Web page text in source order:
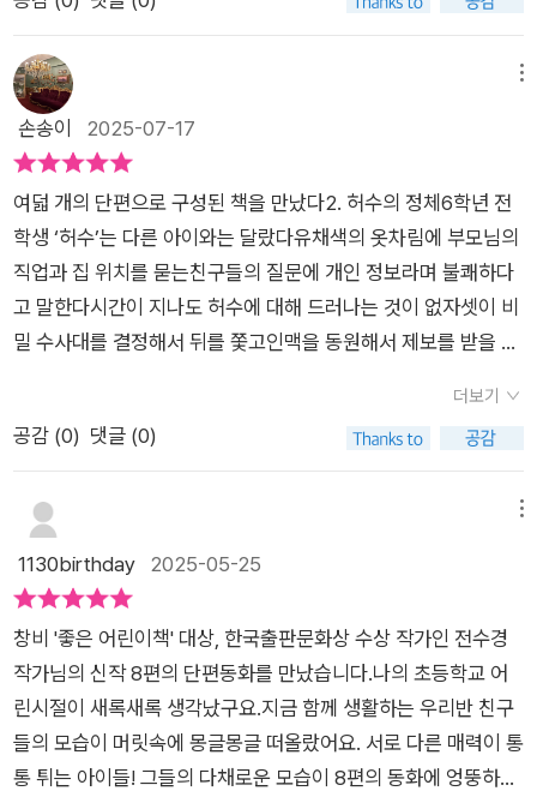
자기 체험학습을 안가겠다고 고집을 부렸다. 이런 일이 한두번이
아니었는지 아빠와 동생은 조용히 집을 나섰고 엄마도 말없이 컴
퓨터를 켜고 자기 작업을 시작했다. 이때 엄마의 속이 어떨지....
안쓰럽다. 하지만 엄마는 일을 접고 주호를 데리고 둘만의 체험학
습을 떠났다. 거기서도 주호의 돌발행동을 볼 수 있는데, 엄마는
끝까지 화내지 않고 조용조용 설득한다. 나름 좋은 하루였다. 엄
마가 많이 힘들겠다. 이러면서 주호는 조금씩 나아지겠지? 다음
체험학습은 주호가 꼭 참여하길 바란다.「월간낚시」 나는 이 작품
이 특히 맘에 들었다. 범준이는 한달에 한번 아빠를 만나러 정선
는다. 아빠를 만나면 낚시를 하러 간다. 낚시꾼들은 서로를 ‘조사
님’이라고 부른다는 걸 처음 알았다.^^ 우리집 남편은 내가 노는
취미가 하나도 없는 걸 걱정한다. 퇴직하면 어떻게 지낼거냐며....
그러는 남편은 나보다도 더 일만 하며 살아온 사람이다. 그런 남
편에게 어느날 딸이 배낚시를 가자고 제안하자 두말도 않고 따라
나섰다. 원래 낚시를 좋아했다나? 둘이 신나게 놀고 온 다음날부
터 쿠팡에서 아주 부피가 큰 택배가 오기 시작했는데 뭔진 모르지
만 낚시 관련이래. 어이구 두야.... 나는 진짜 딸도 남편도 이해가
안 갔는데 이 동화를 보니 조금 이해가 갈까말까 하네.... 낚시도
꽤 매력이 있긴 한거 같아.... (그래도 난 안할거지만) 여기에 아주
멋진 말이 있었다.“낚시는 보내는 거야. 잡는 게 전부가 아니라
고.”보내주기 위해선 낚시바늘을 제대로 빼주고 보내야 한다. 잘
부터 도서를 무상으로 제공받아 쓴 주관적인 글입니다.#20250
7 #2025독서기록 #25독서기록 #독서기록 #북리뷰 #책리뷰 #
초등동화 #동화 #허수의정체 #전수경 #창비 #창비선생님북클
럽 #서평단
‘나’를 부르는 친구들의 대사에서 서술자가 누구인지 알 수 있는
데, 표제작 <허수의 정체>는 1인칭 관찰자 시점이고 ‘나’를 부르
는 다른 등장인물의 대사가 없기 때문에 서술자가 누구인지 알 수
없었다. 일단 표지에 나온 아이들 이름을 전부 찾아보았는데 가장
어려웠던 것은 준표와 도훈이를 구분하는 것이었다. 덕분에 허수
의 정체는 정말 한 이틀 사이에 다섯번은 읽은 것 같다 ㅋㅋㅋㅋ
ㅋ ​<허수의 정체>의 ‘나’는 규호라고 추리했다. 왜냐하면 ‘나’는
비밀 수사대를 함께 만든 상규, 준표와 친하게 지내고 셋이서 피
시방을 다니며 게임을 잘 한다는 것- 허수를 만나 게임을 하고 함
에서 학교 끝나고 우리집 갈사람! 하고 묻는 상규에게 규호가 제
일 먼저 “피시방 가기로 했잖아”라고 대답했기 때문이다. 하하하
하하 이런 재미있는 책이 있나!​​가장 마음에 들었던 작품은 <현악
사중주>다.10여년 전 첫째를 낳고 키울때 맘카페에 들어가보면
운전도 할 줄 몰랐으며 심지어 이 동네 학구인 학교에 근무중이었
기 때문에 누굴 만나 친해지는것도 사실 꺼려졌었다. 실제로 옆집
이 내가 가르치는 학년 학생이기도 했고 복직해서 학부모와 교사
관계로 만나는게 껄끄러울것 같기도 했고, 무엇보다 내 성격이 모
르는 사람과 덥썩 친해지지 못하는게 컸다.​현아와 현아 엄마는 유
치원부터 3학년 초까지 나래와 나래엄마와 함께 넷이서 이곳저
곳을 많이 다녔다. 자연스럽게 어린 시절을 많이 공유했을터. 하
야기를 읽는 동안 모든 걸 겪어 다 아는 어른 입장에서 두 친구를
바라볼 때 그 흐뭇함이 온 몸에 번지는 것 같았다. 어른이라고 무
시할 수 없는 그 감정을 가볍게 다루지 않고 아주 소중히 섬세하
게 쓴 점도 훌륭했다. 꼭 5, 6학년 아이들에게 읽어주고 어떻게
느끼는지 물어보고 싶은 작품이었다.현악 4중주어른들과 초등학
이 갈등은 쉽게 중재하고 해결할 수 있다는 착각을 하고 산다는
걸 아주 명확하게 보여 주는 작품이다. 친구사이에 쉽게 개입할
수 없다. 친구 관계는 어른 생각보다 복잡하게 얽혀 있다. 하루,
이틀 싸워서 생긴 감정이 아니다. 어떤 아이들은 1, 2학년 때 있었
던 일은 6학년 때 이야기 하기도 하고 나름 기대를 가지고 개선해
보려고 노력한 뒤라는 사실을 어른들은 잘 모른다. 어른들은 보기
싫은 사람을 친구로 두기 싫으면서 그냥 친구랑 사이좋게 지내라
활용하여 아주 정확하게 짚어낸 것 같았다. 단편집 중에 가장 현
실적이고 공감이 많이 된 작품이었다.5, 6학년 그 시기 아이들을
너무 잘 알고 쓰신 것 같았다. 어른의 눈이 아니라 그 시기 아이들
눈으로 동화를 끌고 간 점이 아주 마음에 들었다. 아이들 모습을
세심한 관찰하면서 쓸거리를 찾아보신 게 아닌가 나 나름대로 생
각해 보았다. 전체적으로 단편집에 대한 내 고정관념을 깨 준 작
품이었다. 작가님 정보를 보니 서울대학교를 공부하셨는데 아동
문학으로 유명한 춘천교대에서 아동문학을 공부하셨다고 하는데
그 과정도 새로웠다. 다음에 전수경 작가님이 책을 더 찾아보고
인물인 전학생 ‘ 허수 ’ 는 다른 아이들과 조금 다른 느낌의 아이
다니는 아이들 속에서 유채색 옷을 입으며,말투도, 생각도, 행동
도 이상한 아이.무언가 낯섦이 느껴지지만 그 낯섦은 불편함이
아니라 허수의 정체를 더욱 더 궁금하게 만든다.잠시 머물다가 떠
지만아이들은 허수를 통해, 아이들의 시선을 새로운 시점으로 바
라보게 만들고겉으로 보이는 친구의 모습이 전부가 아니라는 것
을 알게 되고진짜로 궁금한 질문들을 하며자신의 감정과 생각을
들여다보는 경험을 하게 된다.평범해 보이는 초등학생들의 사소
한 일상에서 시작되지만, 친구와 가족 관계에서 겪는 일들을 통해
자신의 내면에 귀 기울이는 법과 진짜 나를 알아가며 성장하는 여
정을 담은 동화책.진짜 중요한 것은 겉모습이 아니라내 마음의 진
의 정체 > 를초등 중학년 이상의 친구들에게 추천해본다.이 책을
제공해주신 창비 출판사에게 감사함을 전합니다.#전수경 #전수
경작가 #창비 #어린이책 #어린이책추천 #창비동화 #창비아동
문고 #창비좋은어린이책대상 #성장동화 #동화 #동화추천 #내
면성장 #감정 #북스타그램 #책리뷰 #책읽는포포리 #2025061
5
손송이 2025-07-17
여덟 개의 단편으로 구성된 책을 만났다2. 허수의 정체6학년 전
학생 ‘허수’는 다른 아이와는 달랐다유채색의 옷차림에 부모님의
직업과 집 위치를 묻는친구들의 질문에 개인 정보라며 불쾌하다
고 말한다시간이 지나도 허수에 대해 드러나는 것이 없자셋이 비
밀 수사대를 결정해서 뒤를 쫓고인맥을 동원해서 제보를 받을 계
친구가 아닌 재미있고 친근한 허수가 되었다그리고 있는 그대로
를 받아들이게 됐을 때갑자기 허수가 사라진다그 후 새로운 전학
군가를 겉모습으로 판단하거나 배경을 따지고진심으로 알아가려
는 마음이 아닌 서로를 재던 아이들현실이 반영된 것 같은 느낌이
었다뒤늦은 깨달음으로 변화가 시작되었고당연하게 들이댔던 잣
처럼어린이 독자들도 진심을 나눈다는 것에 대해,그 중요한 가치
에 대해 유채색으로 가슴에 남길 바라며진심 어린 마음이 통할 때
거짓말투성이 허수에서믿고 싶은 허수 그리고 곧 보고 싶은 허수
가 되는 것처럼독자들이 이 책을 만난다면 누군가에게 건네는 질
문에겉이 아닌 속을 담을 수 있지 않을까 생각한다자신만의 답을
더보기
공감 (0) 댓글 (0)
1130birthday 2025-05-25
창비 '좋은 어린이책' 대상, 한국출판문화상 수상 작가인 전수경
작가님의 신작 8편의 단편동화를 만났습니다.나의 초등학교 어
린시절이 새록새록 생각났구요.지금 함께 생활하는 우리반 친구
들의 모습이 머릿속에 몽글몽글 떠올랐어요. 서로 다른 매력이 통
통 튀는 아이들! 그들의 다채로운 모습이 8편의 동화에 엉뚱하고